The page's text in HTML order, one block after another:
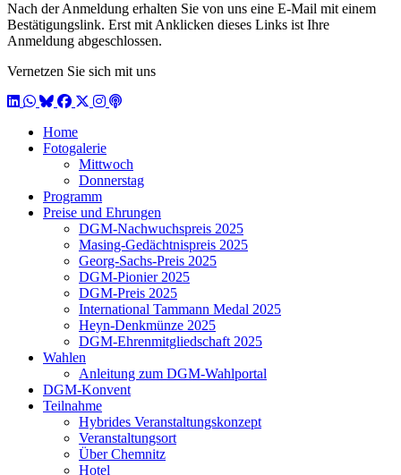
Nach der Anmeldung erhalten Sie von uns eine E-Mail mit einem
Bestätigungslink. Erst mit Anklicken dieses Links ist Ihre
Anmeldung abgeschlossen.
Vernetzen Sie sich mit uns
LinkedIn
WhatsApp
BlueSky
Facebook
X / Twitter
Instagram
Podcast
Home
Fotogalerie
Mittwoch
Donnerstag
Programm
Preise und Ehrungen
DGM-Nachwuchspreis 2025
Masing-Gedächtnispreis 2025
Georg-Sachs-Preis 2025
DGM-Pionier 2025
DGM-Preis 2025
International Tammann Medal 2025
Heyn-Denkmünze 2025
DGM-Ehrenmitgliedschaft 2025
Wahlen
Anleitung zum DGM-Wahlportal
DGM-Konvent
Teilnahme
Hybrides Veranstaltungskonzept
Veranstaltungsort
Über Chemnitz
Hotel